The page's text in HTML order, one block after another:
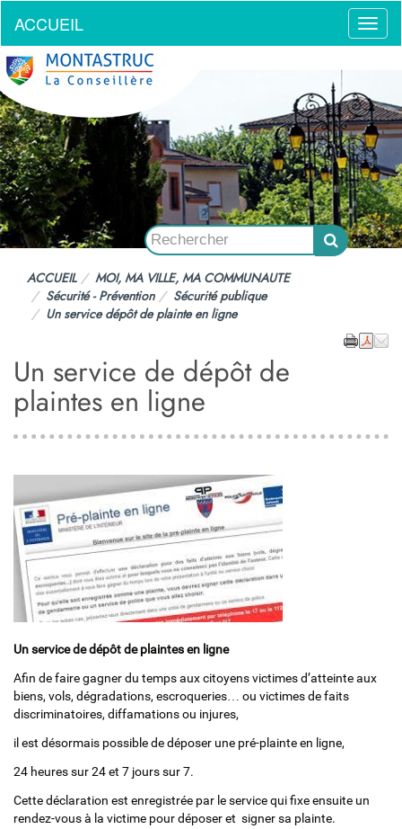
Menu
ACCUEIL
ACCUEIL
MOI, MA VILLE, MA COMMUNAUTE
Sécurité - Prévention
Sécurité publique
Un service dépôt de plainte en ligne
Un service de dépôt de
plaintes en ligne
Un service de dépôt de plaintes en ligne
Afin de faire gagner du temps aux citoyens victimes d’atteinte aux
biens, vols, dégradations, escroqueries… ou victimes de faits
discriminatoires, diffamations ou injures,
il est désormais possible de déposer une pré-plainte en ligne,
24 heures sur 24 et 7 jours sur 7.
Cette déclaration est enregistrée par le service qui fixe ensuite un
rendez-vous à la victime pour déposer et signer sa plainte.